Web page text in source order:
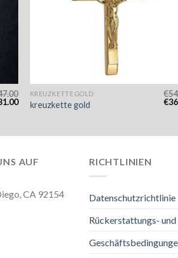
KREUZKETTE GOLD
kreuzkette gold
€
€
AUF
CA 92154
RICHTLINIEN
Datenschutzrichtlinie
Rückerstattungs-